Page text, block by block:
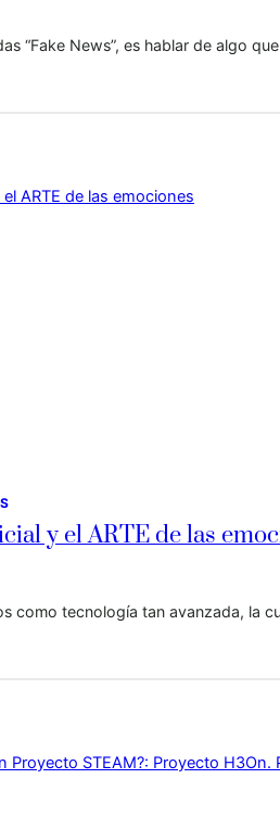
“Fake News”, es hablar de algo
y el ARTE de las
como tecnología tan avanzada, la